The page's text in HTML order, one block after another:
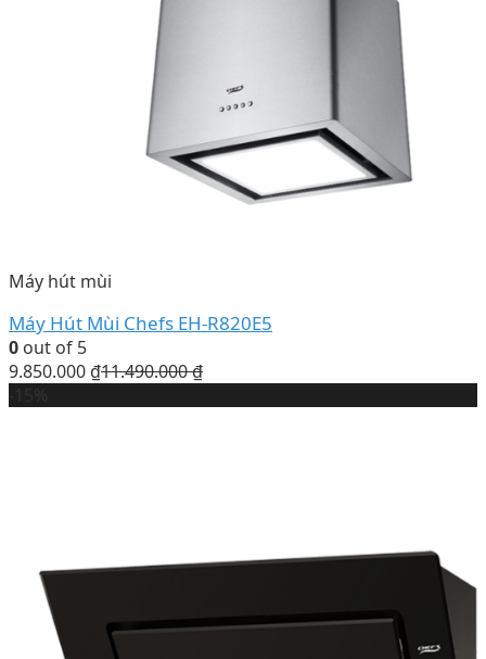
Máy hút mùi
Máy Hút Mùi Chefs EH-R820E5
0 out of 5
9.850.000 ₫11.490.000₫